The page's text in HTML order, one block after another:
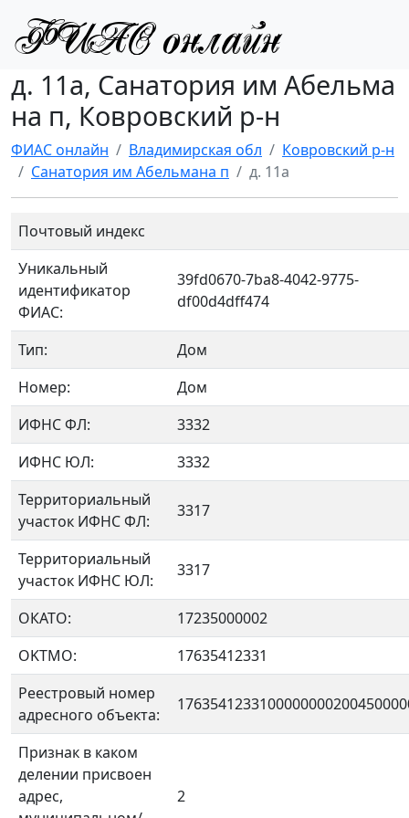
д. 11а, Санатория им Абельма
на п, Ковровский р-н
ФИАС онлайн Владимирская обл
Ковровский р-н
Санатория им Абельмана п
д. 11а
Почтовый индекс
Уникальный
идентификатор
ФИАС:
39fd0670-7ba8-4042-9775-
df00d4dff474
Тип:
Дом
Номер:
Дом
ИФНС ФЛ:
3332
ИФНС ЮЛ:
3332
Территориальный
участок ИФНС ФЛ:
3317
Территориальный
участок ИФНС ЮЛ:
3317
ОКАТО:
17235000002
OKTMO:
17635412331
Реестровый номер
адресного объекта:
Признак в каком
делении присвоен
адрес,
2